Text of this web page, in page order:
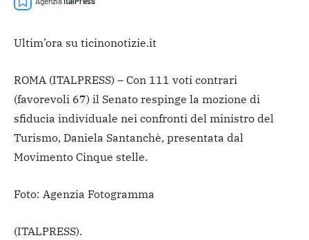
Ultim’ora su ticinonotizie.it
ROMA (ITALPRESS) – Con 111 voti contrari
(favorevoli 67) il Senato respinge la mozione di
sfiducia individuale nei confronti del ministro del
Turismo, Daniela Santanchè, presentata dal
Movimento Cinque stelle.
Foto: Agenzia Fotogramma
(ITALPRESS).